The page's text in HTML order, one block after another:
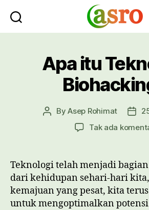
Apa itu
PostByAsep Rohimat
Post
date
Tak ada
Teknologi telah menjadi
dari kehidupan sehari-hari
kemajuan yang pesat, kita
untuk mengoptimalkan